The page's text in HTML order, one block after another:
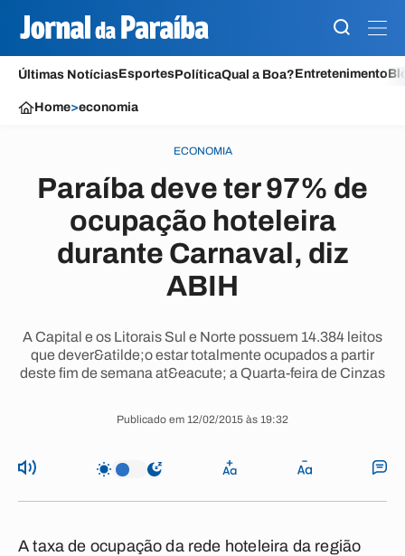
Últimas NotíciasEsportesPolíticaQual a Boa?Entretenimento
Home>economia
ECONOMIA
Paraíba deve ter 97% de
ocupação hoteleira
durante Carnaval, diz
ABIH
A Capital e os Litorais Sul e Norte possuem 14.384 leitos
que dever&atilde;o estar totalmente ocupados a partir
deste fim de semana at&eacute; a Quarta-feira de Cinzas
Publicado em 12/02/2015 às 19:32
A taxa de ocupação da rede hoteleira da região